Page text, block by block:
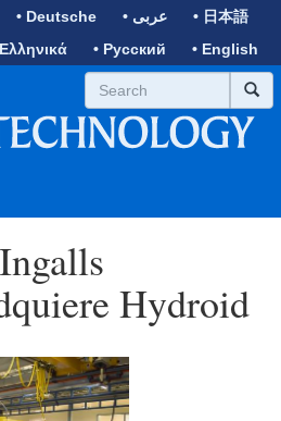
• Deutsche • عربى
• 日本語
• Русский • English
Hydroid